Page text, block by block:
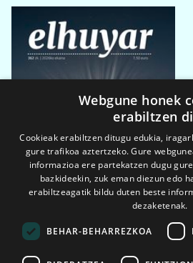
Webgune honek
erabiltzen
Cookieak erabiltzen ditugu edukia,
gure trafikoa aztertzeko. Gure
informazioa ere partekatzen dugu
bazkideekin, zuk eman diezun edo
erabiltzeagatik bildu duten beste
dezaketenak.
BEHAR-BEHARREZKOA